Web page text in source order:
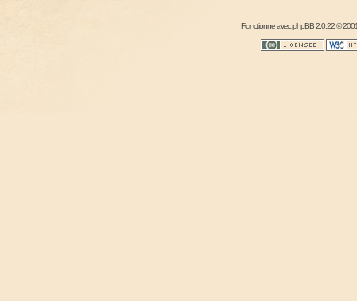
Fonctionne avecphpBB2.0.22 ©